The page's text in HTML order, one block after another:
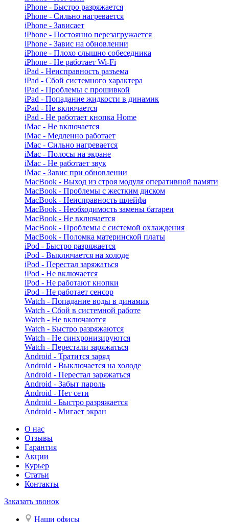
iPhone - Быстро разряжается
iPhone - Сильно нагревается
iPhone - Зависает
iPhone - Постоянно перезагружается
iPhone - Завис на обновлении
iPhone - Плохо слышно собеседника
iPhone - Не работает Wi-Fi
iPad - Неисправность разъема
iPad - Сбой системного характера
iPad - Проблемы с прошивкой
iPad - Попадание жидкости в динамик
iPad - Не включается
iPad - Не работает кнопка Home
iMac - Не включается
iMac - Медленно работает
iMac - Сильно нагревается
iMac - Полосы на экране
iMac - Не работает звук
iMac - Завис при обновлении
MacBook - Выход из строя модуля оперативной памяти
MacBook - Проблемы с жестким диском
MacBook - Неисправность шлейфа
MacBook - Необходимость замены батареи
MacBook - Не включается
MacBook - Проблемы с системой охлаждения
MacBook - Поломка материнской платы
iPod - Быстро разряжается
iPod - Выключается на холоде
iPod - Перестал заряжаться
iPod - Не включается
iPod - Не работают кнопки
iPod - Не работает сенсор
Watch - Попадание воды в динамик
Watch - Сбой в системной работе
Watch - Не включаются
Watch - Быстро разряжаются
Watch - Не синхронизируются
Watch - Перестали заряжаться
Android - Тратится заряд
Android - Выключается на холоде
Android - Перестал заряжаться
Android - Забыт пароль
Android - Нет сети
Android - Быстро разряжается
Android - Мигает экран
О нас
Отзывы
Гарантия
Акции
Курьер
Статьи
Контакты
Заказать звонок
Наши офисы